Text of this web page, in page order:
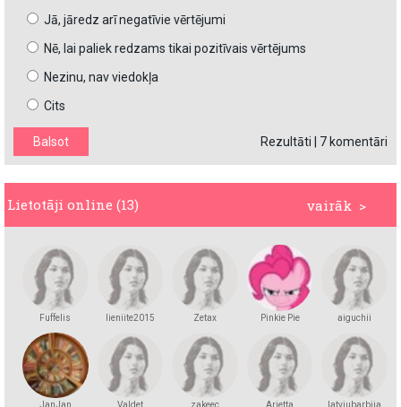
Jā, jāredz arī negatīvie vērtējumi
Nē, lai paliek redzams tikai pozitīvais vērtējums
Nezinu, nav viedokļa
Cits
Rezultāti 7 komentāri
vairāk >
Lietotāji online (13)
Fuffelis lieniite2015 Zetax Pinkie Pie aiguchii